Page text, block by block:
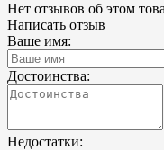
Нет отзывов об этом
Написать отзыв
Ваше имя:
Достоинства:
Недостатки: